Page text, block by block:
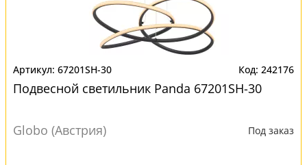
67201SH-30 242176
Подвесной светильник Panda 67201SH-30
Globo (Австрия) Под заказ